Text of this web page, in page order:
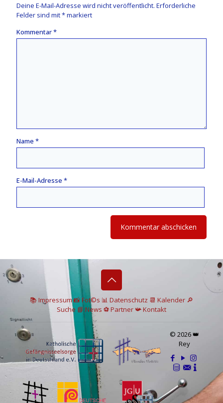
Deine E-Mail-Adresse wird nicht veröffentlicht. Erforderliche
Felder sind mit*markiert
Kommentar*
Name *
E-Mail-Adresse *
📚 Impressum📸Fot©s 📊 Datenschutz 📆 Kalender 🔎
Suche 📘 News ⚽Partner📯Kontakt
© 2026 👑
Rey